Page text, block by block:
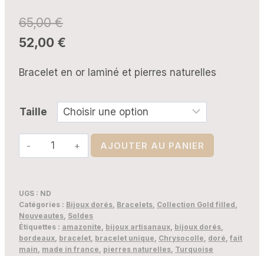
65,00€
52,00 €
Bracelet en or laminé et pierres naturelles
Taille
quantité
de
Qolle
–
Bijou
Bohème
en
AJOUTER AU PANIER
UGS : ND
Catégories : Bijoux dorés Bracelets Collection Gold filled
Nouveautes Soldes
Étiquettes : amazonite bijoux artisanaux bijoux dorés
bordeaux bracelet bracelet unique Chrysocolle doré fait
main made in france pierres naturelles Turquoise